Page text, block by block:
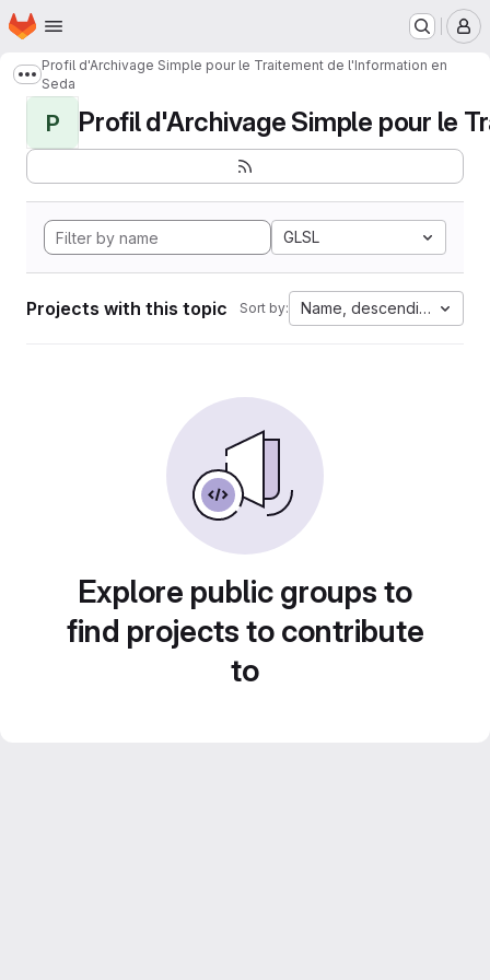
Skip to main content
Homepage
Show more breadcrumbs
Profil d'Archivage Simple pour le Traitement de l'Information en
Seda
P Profil d'Archivage Simple pour le
GLSL
Projects with this topic Sort by: Name, descending
Explore public groups to
find projects to contribute
to